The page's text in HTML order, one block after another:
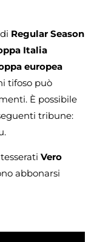
Regular Season
Italia
europea
tifoso può
È possibile
tribune:
Vero
abbonarsi